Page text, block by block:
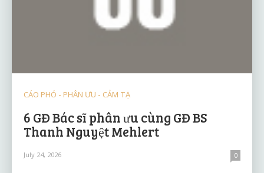
CÁO PHÓ - PHÂN ƯU - CẢM TẠ
6 GĐ Bác sĩ phân ưu cùng GĐ BS
Thanh Nguyệt Mehlert
July 24, 2026 0